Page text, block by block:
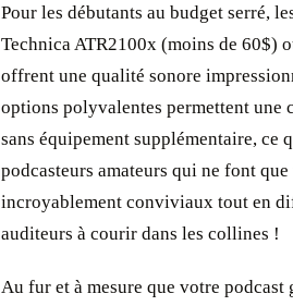
Pour les débutants au budget serré,
Technica ATR2100x (moins de 60$)
offrent une qualité sonore
options polyvalentes permettent
sans équipement supplémentaire, ce
podcasteurs amateurs qui ne font
incroyablement conviviaux tout en
auditeurs à courir dans les collines !
Au fur et à mesure que votre